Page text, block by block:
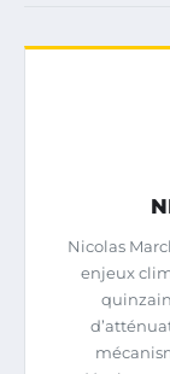
Nicolas
enjeux